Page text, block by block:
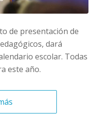
de presentación de
dará
escolar. Todas
este año.